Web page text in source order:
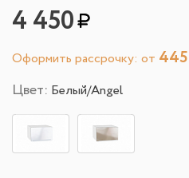
4 450
Оформить рассрочку: от 445
Цвет: Белый/Angel